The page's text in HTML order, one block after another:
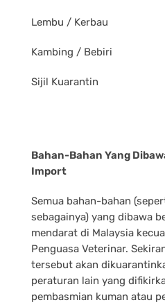
Lembu / Kerbau
Kambing / Bebiri
Sijil Kuarantin
Bahan-Bahan Yang
Import
Semua bahan-bahan
sebagainya) yang dibawa
mendarat di Malaysia
Penguasa Veterinar.
tersebut akan
peraturan lain yang
pembasmian kuman atau